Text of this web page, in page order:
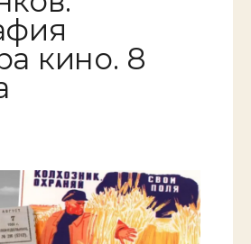
кино. 8